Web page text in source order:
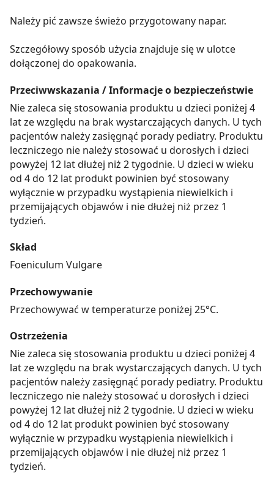
Należy pić zawsze świeżo przygotowany napar.
Szczegółowy sposób użycia znajduje się w ulotce
dołączonej do opakowania.
Przeciwwskazania / Informacje o bezpieczeństwie
Nie zaleca się stosowania produktu u dzieci poniżej 4
lat ze względu na brak wystarczających danych. U tych
pacjentów należy zasięgnąć porady pediatry. Produktu
leczniczego nie należy stosować u dorosłych i dzieci
powyżej 12 lat dłużej niż 2 tygodnie. U dzieci w wieku
od 4 do 12 lat produkt powinien być stosowany
wyłącznie w przypadku wystąpienia niewielkich i
przemijających objawów i nie dłużej niż przez 1
tydzień.
Skład
Foeniculum Vulgare
Przechowywanie
Przechowywać w temperaturze poniżej 25°C.
Ostrzeżenia
Nie zaleca się stosowania produktu u dzieci poniżej 4
lat ze względu na brak wystarczających danych. U tych
pacjentów należy zasięgnąć porady pediatry. Produktu
leczniczego nie należy stosować u dorosłych i dzieci
powyżej 12 lat dłużej niż 2 tygodnie. U dzieci w wieku
od 4 do 12 lat produkt powinien być stosowany
wyłącznie w przypadku wystąpienia niewielkich i
przemijających objawów i nie dłużej niż przez 1
tydzień.